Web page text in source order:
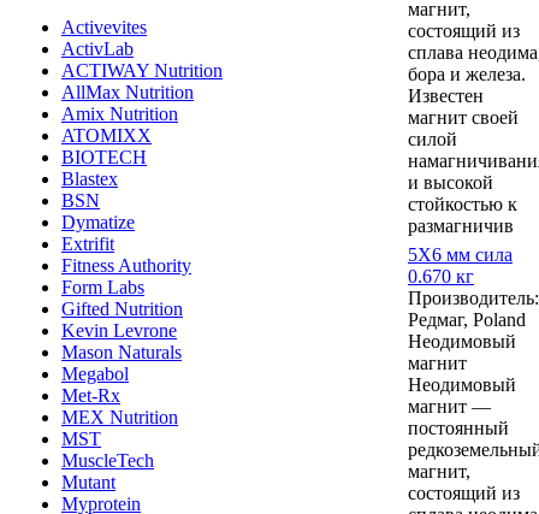
Activevites
ActivLab
ACTIWAY Nutrition
AllMax Nutrition
Amix Nutrition
ATOMIXX
BIOTECH
Blastex
BSN
Dymatize
Extrifit
Fitness Authority
Form Labs
Gifted Nutrition
Kevin Levrone
Mason Naturals
Megabol
Met-Rx
MEX Nutrition
MST
MuscleTech
Mutant
Myprotein
магнит,
состоящий из
сплава
бора и железа.
Известен
магнит своей
силой
и высокой
стойкостью к
размагничив
5Х6 мм сила
0.670 кг
Производитель:
Редмаг, Poland
Неодимовый
магнит
Неодимовый
магнит —
постоянный
магнит,
состоящий из